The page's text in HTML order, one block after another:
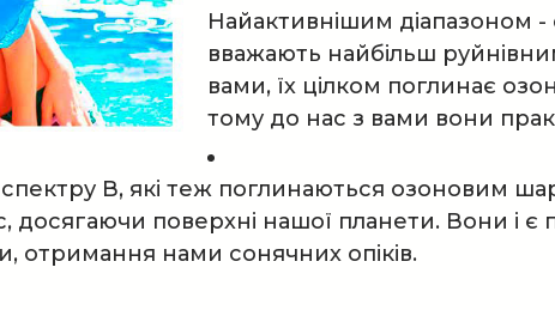
Найактивнішим діапазоном -
вважають найбільш
вами, їх цілком поглинає
тому до нас з вами вони
В, які теж поглинаються озоновим
досягаючи поверхні нашої планети. Вони і
отримання нами сонячних опіків.